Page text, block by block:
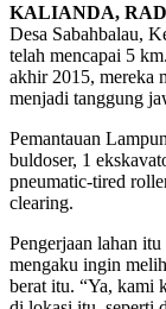
KALIANDA,
Desa Sabahbalau,
telah mencapai 5
akhir 2015, mereka
menjadi tanggung
Pemantauan
buldoser, 1
pneumatic-tired
clearing.
Pengerjaan lahan
mengaku ingin
berat itu. “Ya, kami